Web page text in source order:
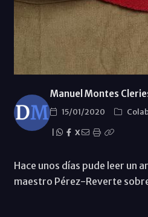
Manuel Montes
15/01/2020
X
Hace unos días pude leer un
maestro Pérez-Reverte